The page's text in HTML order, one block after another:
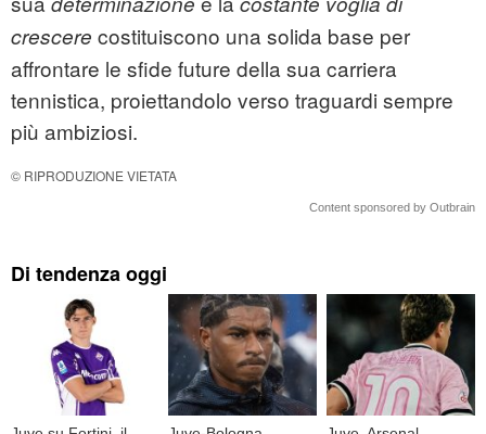
crescere costituiscono una solida base per
affrontare le sfide future della sua carriera
tennistica, proiettandolo verso traguardi sempre
più ambiziosi.
© RIPRODUZIONE VIETATA
Content sponsored by Outbrain
Di tendenza oggi